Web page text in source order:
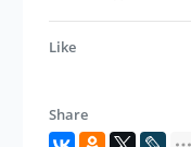
Интерактивная
Like
Share